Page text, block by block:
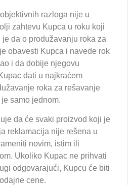
razloga nije u
zahtevu Kupca u roku koji
da o produžavanju roka za
obavesti Kupca i navede rok
i da dobije njegovu
dati u najkraćem
roka za rešavanje
samo jednom.
da će svaki proizvod koji je
reklamacija nije rešena u
novim, istim ili
Ukoliko Kupac ne prihvati
odgovarajući, Kupcu će biti
cene.